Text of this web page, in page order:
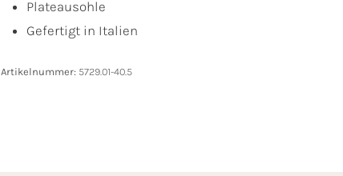
Plateausohle
Gefertigt in Italien
Artikelnummer: 5729.01-40.5